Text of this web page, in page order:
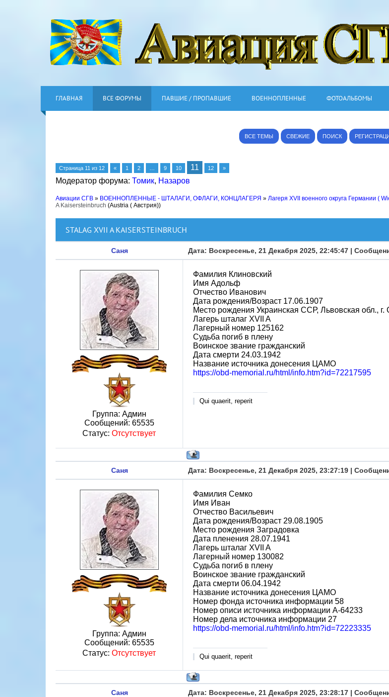
ГЛАВНАЯ ВСЕ ФОРУМЫ ПАВШИЕ / ПРОПАВШИЕ ВОЕННОПЛЕННЫЕ ФОТОАЛЬБОМЫ
ВСЕ ТЕМЫ СВЕЖИЕ ПОИСК
Страница 11 из 12 « 1 2 9 10 11 12 »
Модератор форума: Томик, Назаров
Авиации СГВ » ВОЕННОПЛЕННЫЕ - ШТАЛАГИ, ОФЛАГИ, КОНЦЛАГЕРЯ » Лагеря XVII военного округа Германии (
A Kaisersteinbruch (Austria ( Австрия))
STALAG XVII A KAISERSTEINBRUCH
Саня Дата: Воскресенье, 21 Декабря 2025, 22:45:47 |
Группа: Админ
Сообщений: 65535
Статус: Отсутствует
Фамилия Клиновский
Имя Адольф
Отчество Иванович
Дата рождения/Возраст 17.06.1907
Место рождения Украинская ССР, Львовская обл., г.
Лагерь шталаг XVII A
Лагерный номер 125162
Судьба погиб в плену
Воинское звание гражданский
Дата смерти 24.03.1942
Название источника донесения ЦАМО
https://obd-memorial.ru/html/info.htm?id=72217595
Qui quaerit, reperit
Саня Дата: Воскресенье, 21 Декабря 2025, 23:27:19 |
Группа: Админ
Сообщений: 65535
Статус: Отсутствует
Фамилия Семко
Имя Иван
Отчество Васильевич
Дата рождения/Возраст 29.08.1905
Место рождения Заградовка
Дата пленения 28.07.1941
Лагерь шталаг XVII A
Лагерный номер 130082
Судьба погиб в плену
Воинское звание гражданский
Дата смерти 06.04.1942
Название источника донесения ЦАМО
Номер фонда источника информации 58
Номер описи источника информации A-64233
Номер дела источника информации 27
https://obd-memorial.ru/html/info.htm?id=72223335
Qui quaerit, reperit
Саня Дата: Воскресенье, 21 Декабря 2025, 23:28:17 |